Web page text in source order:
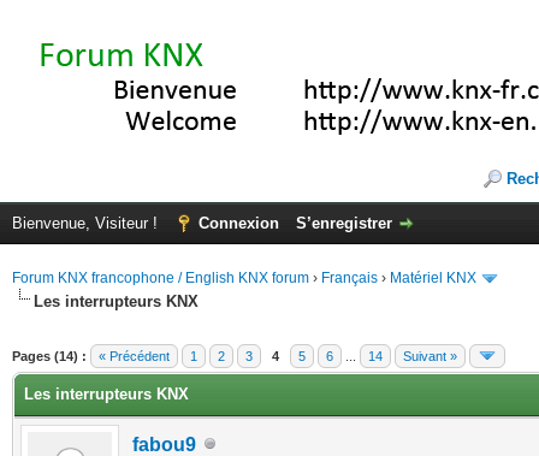
Bienvenue, Visiteur ! Connexion S’enregistrer
Forum KNX francophone / English KNX forum › Français › Matériel KNX
Les interrupteurs KNX
Pages (14) : « Précédent 1 2 3 4 5 6 14 Suivant »
Les interrupteurs KNX
fabou9